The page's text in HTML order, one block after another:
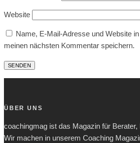
Website
Name, E-Mail-Adresse und Website
meinen nächsten Kommentar speichern.
ÜBER UNS
coachingmag ist das Magazin für
Wir machen in unserem Coaching